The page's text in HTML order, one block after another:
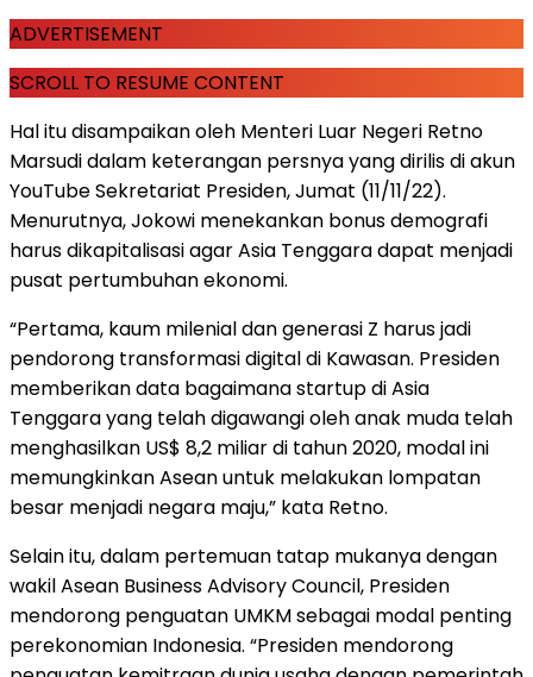
ADVERTISEMENT
SCROLL TO RESUME CONTENT
Hal itu disampaikan oleh Menteri Luar Negeri Retno
Marsudi dalam keterangan persnya yang dirilis di akun
YouTube Sekretariat Presiden, Jumat (11/11/22).
Menurutnya, Jokowi menekankan bonus demografi
harus dikapitalisasi agar Asia Tenggara dapat menjadi
pusat pertumbuhan ekonomi.
“Pertama, kaum milenial dan generasi Z harus jadi
pendorong transformasi digital di Kawasan. Presiden
memberikan data bagaimana startup di Asia
Tenggara yang telah digawangi oleh anak muda telah
menghasilkan US$ 8,2 miliar di tahun 2020, modal ini
memungkinkan Asean untuk melakukan lompatan
besar menjadi negara maju,” kata Retno.
Selain itu, dalam pertemuan tatap mukanya dengan
wakil Asean Business Advisory Council, Presiden
mendorong penguatan UMKM sebagai modal penting
perekonomian Indonesia. “Presiden mendorong